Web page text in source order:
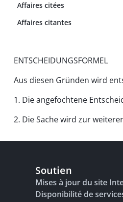
Affaires citées
Affaires citantes
ENTSCHEIDUNGSFORMEL
Aus diesen Gründen wird
1. Die angefochtene
2. Die Sache wird zur
Soutien
Mises à jour du site
Disponibilité de